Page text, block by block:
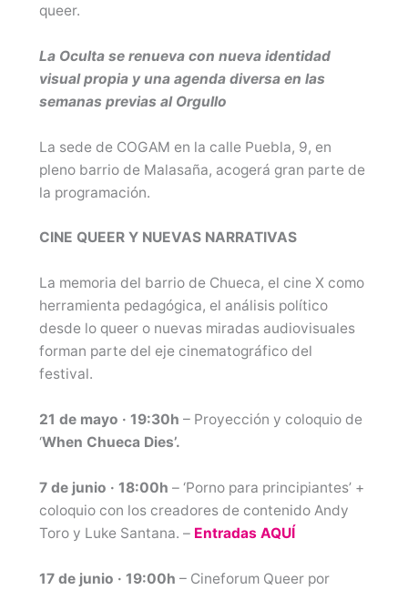
queer.
La Oculta se renueva con nueva identidad
visual propia y una agenda diversa en las
semanas previas al Orgullo
La sede de COGAM en la calle Puebla, 9, en
pleno barrio de Malasaña, acogerá gran parte de
la programación.
CINE QUEER Y NUEVAS NARRATIVAS
La memoria del barrio de Chueca, el cine X como
herramienta pedagógica, el análisis político
desde lo queer o nuevas miradas audiovisuales
forman parte del eje cinematográfico del
festival.
21 de mayo · 19:30h – Proyección y coloquio de
‘When Chueca Dies’.
7 de junio · 18:00h – ‘Porno para principiantes’ +
coloquio con los creadores de contenido Andy
Toro y Luke Santana. – Entradas AQUÍ
17 de junio · 19:00h – Cineforum Queer por